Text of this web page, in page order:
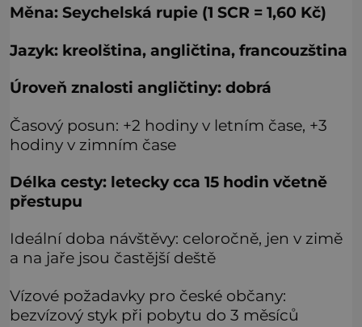
Měna: Seychelská rupie (1 SCR = 1,60 Kč)
Jazyk: kreolština, angličtina, francouzština
Úroveň znalosti angličtiny: dobrá
Časový posun: +2 hodiny v letním čase, +3
hodiny v zimním čase
Délka cesty: letecky cca 15 hodin včetně
přestupu
Ideální doba návštěvy: celoročně, jen v zimě
a na jaře jsou častější deště
Vízové požadavky pro české občany:
bezvízový styk při pobytu do 3 měsíců